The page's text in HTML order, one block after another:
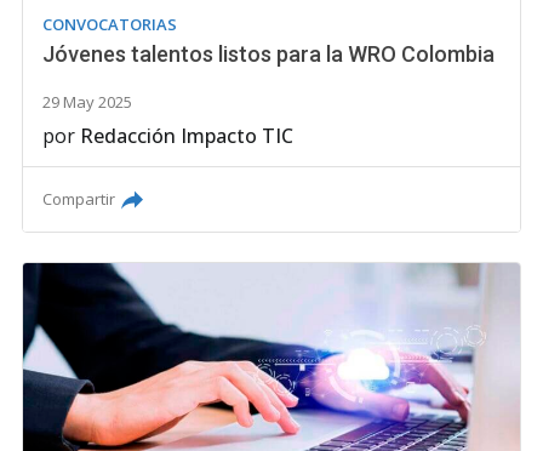
CONVOCATORIAS
Jóvenes talentos listos para la WRO Colombia
29 May 2025
por Redacción Impacto TIC
Compartir